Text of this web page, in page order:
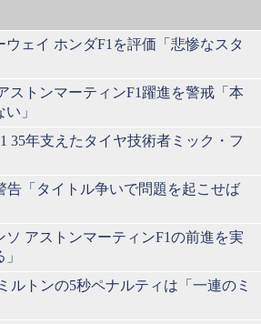
ェイ ホンダF1を評価「悲惨なスタ
ストンマーティンF1躍進を警戒「本
」
35年支えたタイヤ技術者ミック・フ
告「タイトル争いで問題を起こせば
ソ アストンマーティンF1の前進を実
ルトンの5秒ペナルティは「一連のミ